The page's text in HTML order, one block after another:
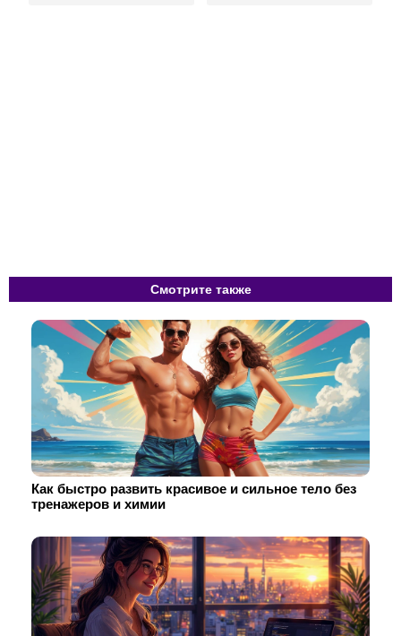
Смотрите также
Как быстро развить красивое и сильное тело без
тренажеров и химии